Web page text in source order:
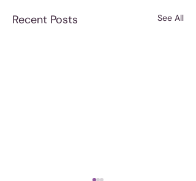
Recent Posts See All